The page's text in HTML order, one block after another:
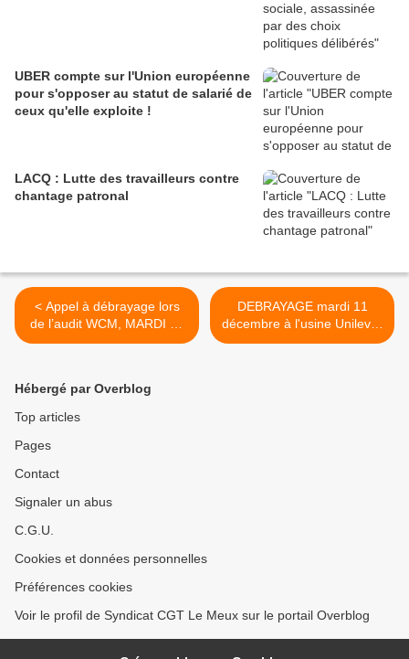
UBER compte sur l'Union européenne
pour s'opposer au statut de salarié de
ceux qu'elle exploite !
LACQ : Lutte des travailleurs contre
chantage patronal
< Appel à débrayage lors
de l’audit WCM, MARDI 11
DECEMBRE
DEBRAYAGE mardi 11
décembre à l'usine Unilever
HPCI le meux >
Hébergé par Overblog
Top articles
Pages
Contact
Signaler un abus
C.G.U.
Cookies et données personnelles
Préférences cookies
Voir le profil de Syndicat CGT Le Meux sur le portail Overblog